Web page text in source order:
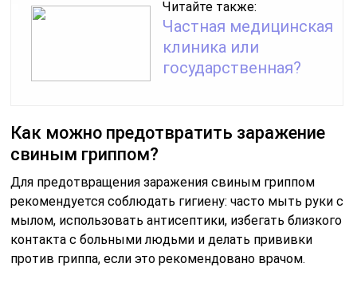
Читайте также:
Частная медицинская
клиника или
государственная?
Как можно предотвратить заражение
свиным гриппом?
Для предотвращения заражения свиным гриппом
рекомендуется соблюдать гигиену: часто мыть руки с
мылом, использовать антисептики, избегать близкого
контакта с больными людьми и делать прививки
против гриппа, если это рекомендовано врачом.